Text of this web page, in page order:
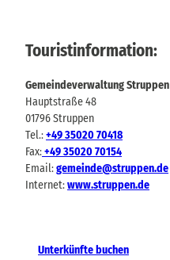
Touristinformation:
Gemeindeverwaltung Struppen
Hauptstraße 48
01796 Struppen
Tel.:+49 35020 70418
Fax:+49 35020 70154
Email:gemeinde@struppen.de
Internet:www.struppen.de
Unterkünfte buchen